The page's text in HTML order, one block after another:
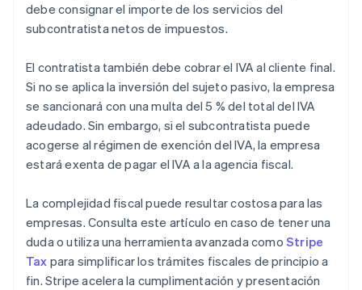
debe consignar el importe de los servicios del
subcontratista netos de impuestos.
El contratista también debe cobrar el IVA al cliente final.
Si no se aplica la inversión del sujeto pasivo, la empresa
se sancionará con una multa del 5 % del total del IVA
adeudado. Sin embargo, si el subcontratista puede
acogerse al régimen de exención del IVA, la empresa
estará exenta de pagar el IVA a la agencia fiscal.
La complejidad fiscal puede resultar costosa para las
empresas. Consulta este artículo en caso de tener una
duda o utiliza una herramienta avanzada comoStripe
Tax para simplificar los trámites fiscales de principio a
fin. Stripe acelera la cumplimentación y presentación